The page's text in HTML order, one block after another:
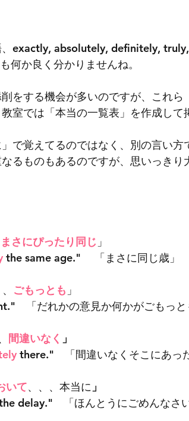
、exactly, absolutely, definitely,
何か良く分かりませんね。
をする機会が多いのですが、これ
室では「本当の一覧表」を作成して
で覚えてるのではなく、別の言い方
るものもあるのですが、思いっきり
まさにぴったり同じ 」
the same age." 　「まさに同じ歳」
ごもっとも 」
　「だれかの意見か何かがごもっと
間違いなく 」
there." 「間違いなくそこにあっ
いて、、、本当に 」
delay." 「ほんとうにごめんなさ